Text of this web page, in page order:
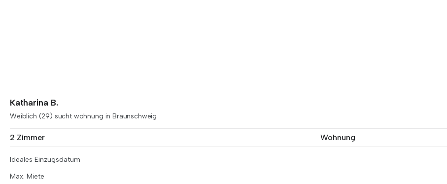
Katharina B.
Weiblich (29) sucht wohnung in Braunschweig
2 Zimmer Wohnung
Ideales Einzugsdatum
Max. Miete